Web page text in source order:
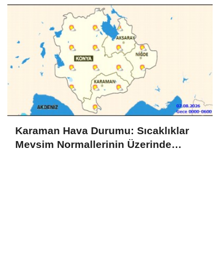
Karaman Hava Durumu: Sıcaklıklar
Mevsim Normallerinin Üzerinde